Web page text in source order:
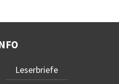
Leserbriefe